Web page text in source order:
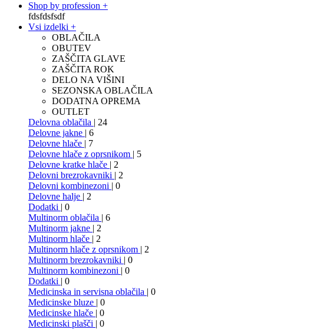
Shop by profession +
fdsfdsfsdf
Vsi izdelki +
OBLAČILA
OBUTEV
ZAŠČITA GLAVE
ZAŠČITA ROK
DELO NA VIŠINI
SEZONSKA OBLAČILA
DODATNA OPREMA
OUTLET
Delovna oblačila | 24
Delovne jakne | 6
Delovne hlače | 7
Delovne hlače z oprsnikom | 5
Delovne kratke hlače | 2
Delovni brezrokavniki | 2
Delovni kombinezoni | 0
Delovne halje | 2
Dodatki | 0
Multinorm oblačila | 6
Multinorm jakne | 2
Multinorm hlače | 2
Multinorm hlače z oprsnikom | 2
Multinorm brezrokavniki | 0
Multinorm kombinezoni | 0
Dodatki | 0
Medicinska in servisna oblačila | 0
Medicinske bluze | 0
Medicinske hlače | 0
Medicinski plašči | 0